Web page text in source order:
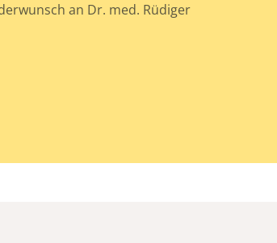
an Dr. med. Rüdiger